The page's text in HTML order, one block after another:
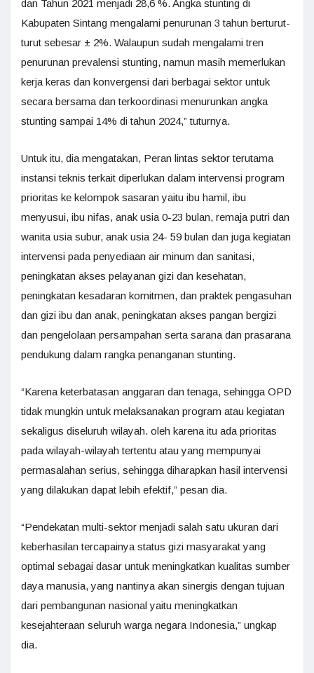
dan Tahun 2021 menjadi 28,6 %. Angka stunting di
Kabupaten Sintang mengalami penurunan 3 tahun berturut-
turut sebesar ± 2%. Walaupun sudah mengalami tren
penurunan prevalensi stunting, namun masih memerlukan
kerja keras dan konvergensi dari berbagai sektor untuk
secara bersama dan terkoordinasi menurunkan angka
stunting sampai 14% di tahun 2024,” tuturnya.
Untuk itu, dia mengatakan, Peran lintas sektor terutama
instansi teknis terkait diperlukan dalam intervensi program
prioritas ke kelompok sasaran yaitu ibu hamil, ibu
menyusui, ibu nifas, anak usia 0-23 bulan, remaja putri dan
wanita usia subur, anak usia 24- 59 bulan dan juga kegiatan
intervensi pada penyediaan air minum dan sanitasi,
peningkatan akses pelayanan gizi dan kesehatan,
peningkatan kesadaran komitmen, dan praktek pengasuhan
dan gizi ibu dan anak, peningkatan akses pangan bergizi
dan pengelolaan persampahan serta sarana dan prasarana
pendukung dalam rangka penanganan stunting.
“Karena keterbatasan anggaran dan tenaga, sehingga OPD
tidak mungkin untuk melaksanakan program atau kegiatan
sekaligus diseluruh wilayah. oleh karena itu ada prioritas
pada wilayah-wilayah tertentu atau yang mempunyai
permasalahan serius, sehingga diharapkan hasil intervensi
yang dilakukan dapat lebih efektif,” pesan dia.
“Pendekatan multi-sektor menjadi salah satu ukuran dari
keberhasilan tercapainya status gizi masyarakat yang
optimal sebagai dasar untuk meningkatkan kualitas sumber
daya manusia, yang nantinya akan sinergis dengan tujuan
dari pembangunan nasional yaitu meningkatkan
kesejahteraan seluruh warga negara Indonesia,” ungkap
dia.